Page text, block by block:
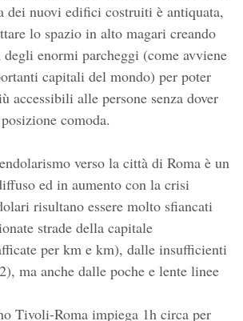
dei nuovi edifici costruiti è antiquata,
lo spazio in alto magari creando
enormi parcheggi (come avviene
capitali del mondo) per poter
accessibili alle persone senza dover
comoda.
verso la città di Roma è un
ed in aumento con la crisi
risultano essere molto sfiancati
strade della capitale
per km e km), dalle insufficienti
ma anche dalle poche e lente linee
Tivoli-Roma impiega 1h circa per